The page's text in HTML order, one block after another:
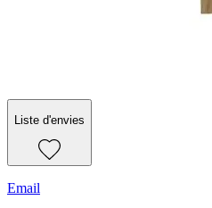
Liste d'envies
Email